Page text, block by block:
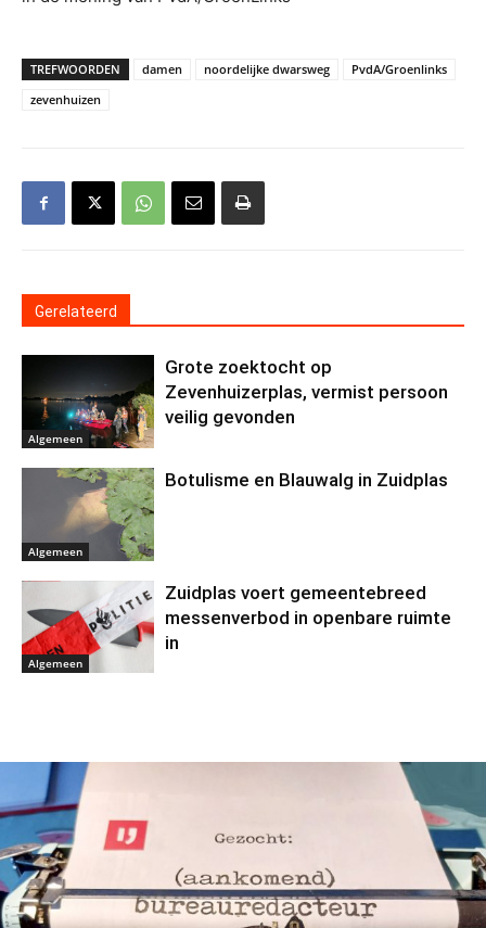
TREFWOORDEN damen noordelijke dwarsweg
PvdA/Groenlinks
zevenhuizen
Gerelateerd
Algemeen
Grote zoektocht op
Zevenhuizerplas, vermist persoon
veilig gevonden
Algemeen
Botulisme en Blauwalg in Zuidplas
Algemeen
Zuidplas voert gemeentebreed
messenverbod in openbare ruimte
in